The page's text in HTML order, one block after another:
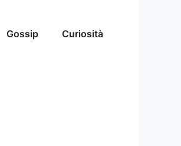
Gossip Curiosità